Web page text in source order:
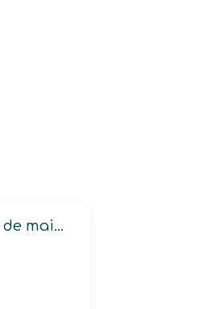
Thermicien de maintenance